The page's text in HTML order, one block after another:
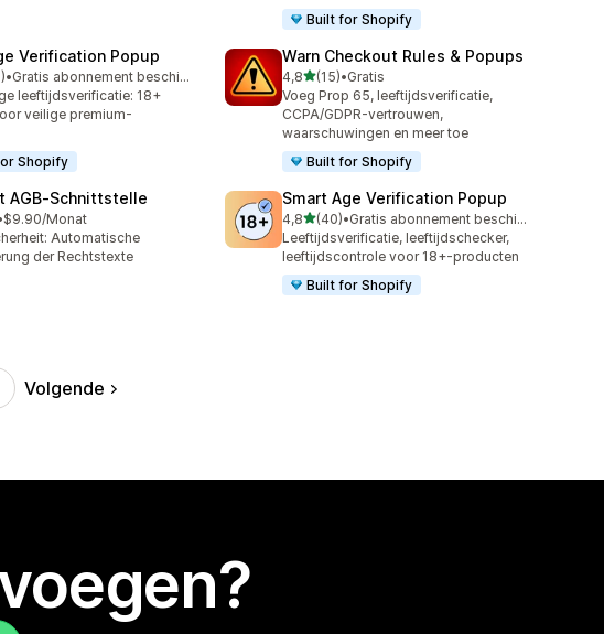
Built for Shopify
Verification Popup
in totaal
•
Gratis abonnement beschikbaar
leeftijdsverificatie: 18+
veilige premium-
Shopify
Warn Checkout Rules & Popups
4,8van 5 sterren
(15)
15 recensies in totaal
•Gratis
Voeg Prop 65, leeftijdsverificatie,
CCPA/GDPR-vertrouwen,
waarschuwingen en meer toe
Built for Shopify
AGB‑Schnittstelle
in totaal
$9.90/Monat
Automatische
der Rechtstexte
Smart Age Verification Popup
4,8van 5 sterren
(40)
40 recensies in totaal
•
Gratis abonnement beschikbaar
Leeftijdsverificatie, leeftijdschecker,
leeftijdscontrole voor 18+-producten
Built for Shopify
Volgende